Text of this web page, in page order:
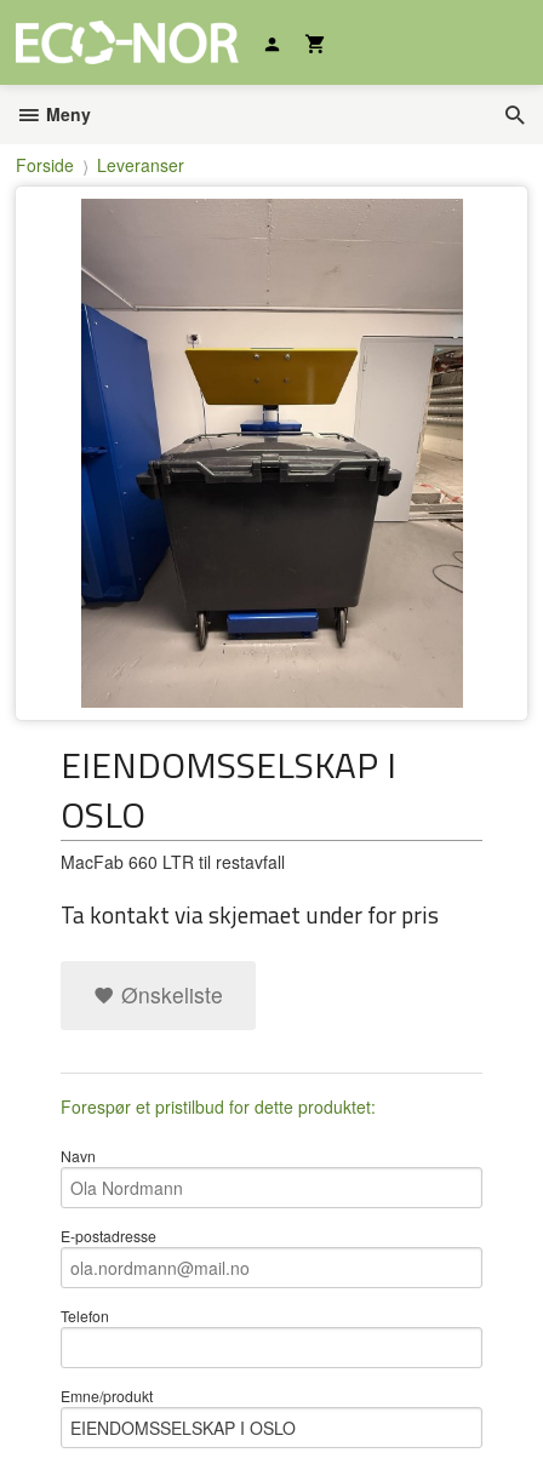
innholdet
Meny
Forside Leveranser
EIENDOMSSELSKAP I
OSLO
MacFab 660 LTR til restavfall
Ta kontakt via skjemaet under for pris
Ønskeliste
Forespør et pristilbud for dette produktet:
Navn
E-postadresse
Telefon
Emne/produkt